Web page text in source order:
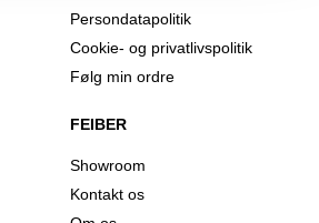
Persondatapolitik
Cookie- og privatlivspolitik
Følg min ordre
FEIBER
Showroom
Kontakt os